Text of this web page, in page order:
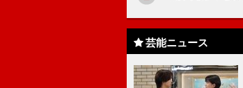
芸能ニュース